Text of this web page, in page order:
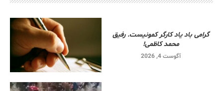
گرامی باد یاد کارگر کمونیست. رفیق
محمد کاظمی!
آگوست 4, 2026